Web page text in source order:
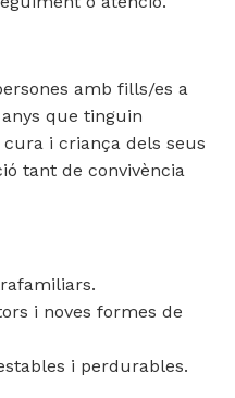
amb fills/es a
que tinguin
i criança dels seus
tant de convivència
i noves formes de
i perdurables.